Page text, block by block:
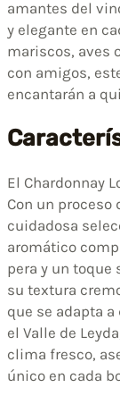
amantes del
y elegante en
mariscos, aves
con amigos,
encantarán a
El Chardonnay
Con un
cuidadosa
aromático
pera y un toque
su textura
que se adapta
el Valle de
clima fresco,
único en cada